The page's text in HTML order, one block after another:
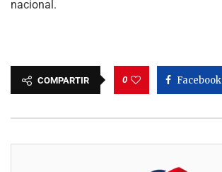
nacional.
COMPARTIR 0 Facebook